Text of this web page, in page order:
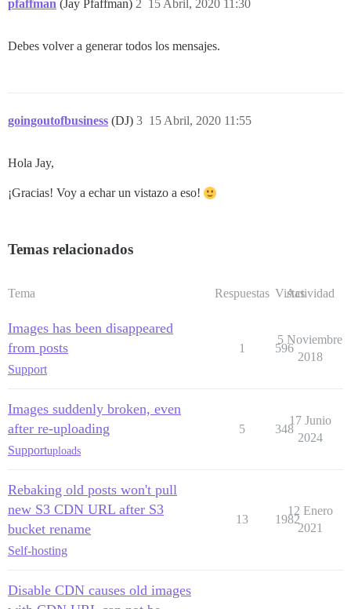
pfaffman (Jay Pfaffman) 15 Abril, 2020 11:30
2
Debes volver a generar todos los mensajes.
goingoutofbusiness (DJ) 15 Abril, 2020 11:55
3
Hola Jay,
¡Gracias! Voy a echar un vistazo a eso!
Temas relacionados
Tema Respuestas Vistas
Actividad
Images has been disappeared
from posts
Support
1 596
5 Noviembre
2018
Images suddenly broken, even
after re-uploading
Supportuploads
5 348
17 Junio
2024
Rebaking old posts won't pull
new S3 CDN URL after S3
bucket rename
Self-hosting
13 1982
12 Enero
2021
Disable CDN causes old images